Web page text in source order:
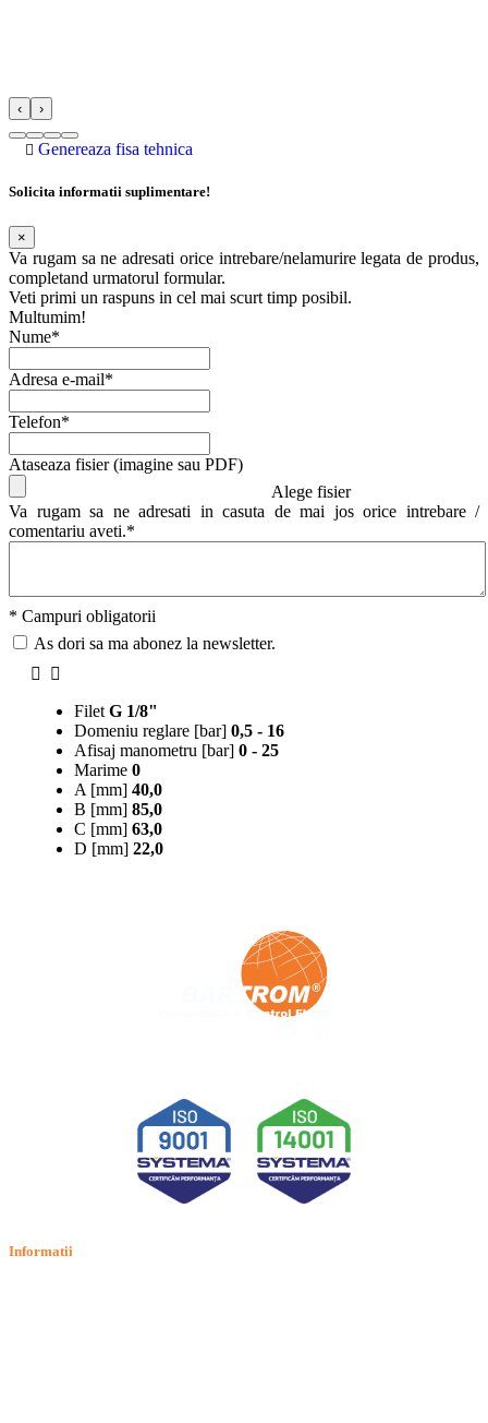
‹ ›
Genereaza fisa tehnica
Solicita informatii suplimentare!
×
Va rugam sa ne adresati orice intrebare/nelamurire legata de produs,
completand urmatorul formular.
Veti primi un raspuns in cel mai scurt timp posibil.
Multumim!
Nume*
Adresa e-mail*
Telefon*
Ataseaza fisier (imagine sau PDF)
Alege fisier
Va rugam sa ne adresati in casuta de mai jos orice intrebare /
comentariu aveti.*
* Campuri obligatorii
As dori sa ma abonez la newsletter.
Filet G 1/8"
Domeniu reglare [bar] 0,5 - 16
Afisaj manometru [bar] 0 - 25
Marime 0
A [mm] 40,0
B [mm] 85,0
C [mm] 63,0
D [mm] 22,0
Informatii